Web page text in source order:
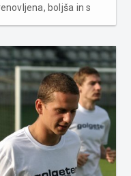
boljša in s